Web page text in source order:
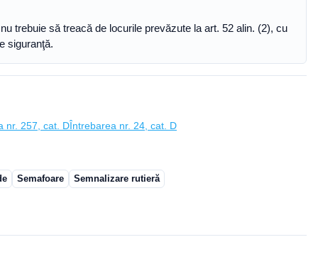
trebuie să treacă de locurile prevăzute la art. 52 alin. (2), cu
siguranţă.
nr. 257, cat. DÎntrebarea nr. 24, cat. D
Semafoare Semnalizare rutieră